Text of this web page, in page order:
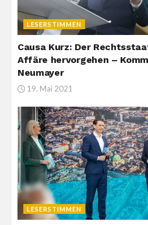
LESERSTIMMEN
Causa Kurz: Der
Affäre hervorgehen –
Neumayer
19. Mai 2021
LESERSTIMMEN